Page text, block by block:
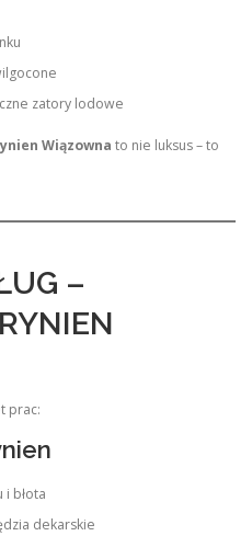
zatory lodowe
Wiązowna to nie luksus – to
–
prac:
i błota
dekarskie